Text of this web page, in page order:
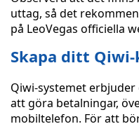
uttag, så det
på LeoVegas officiella
Skapa ditt
Qiwi-systemet
att göra betalningar,
mobiltelefon. För att